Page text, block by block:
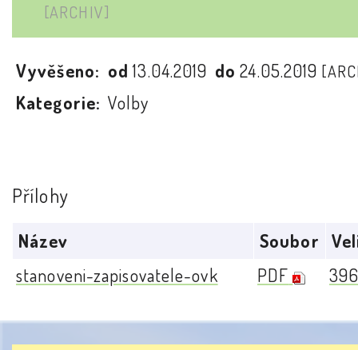
[ARCHIV]
Vyvěšeno: od13.04.2019 do24.05.2019
Kategorie: Volby
Přílohy
Název Soubor
stanoveni-zapisovatele-ovk
PDF